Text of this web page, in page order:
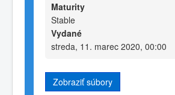
Maturity
Stable
Vydané
streda, 11. marec 2020, 00:00
Zobraziť súbory